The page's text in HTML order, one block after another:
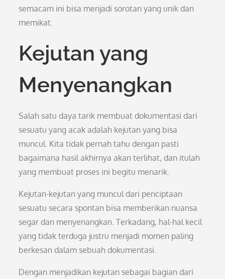
semacam ini bisa menjadi sorotan yang unik dan
memikat.
Kejutan yang
Menyenangkan
Salah satu daya tarik membuat dokumentasi dari
sesuatu yang acak adalah kejutan yang bisa
muncul. Kita tidak pernah tahu dengan pasti
bagaimana hasil akhirnya akan terlihat, dan itulah
yang membuat proses ini begitu menarik.
Kejutan-kejutan yang muncul dari penciptaan
sesuatu secara spontan bisa memberikan nuansa
segar dan menyenangkan. Terkadang, hal-hal kecil
yang tidak terduga justru menjadi momen paling
berkesan dalam sebuah dokumentasi.
Dengan menjadikan kejutan sebagai bagian dari